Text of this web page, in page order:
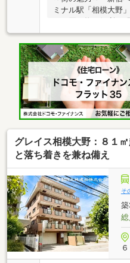
ミナル駅「相模大野
のお買い物も便利♪
環境♪・交通・買い
模大野エリア♪・都
兼ね備えた人気の街♪
に特化して42年間の
があります。スタッ
とのない情報を多数
を使いたくない※現
大丈夫かな等お気軽
グレイス相模大野：８１
と落ち着きを兼ね備え
そ
６